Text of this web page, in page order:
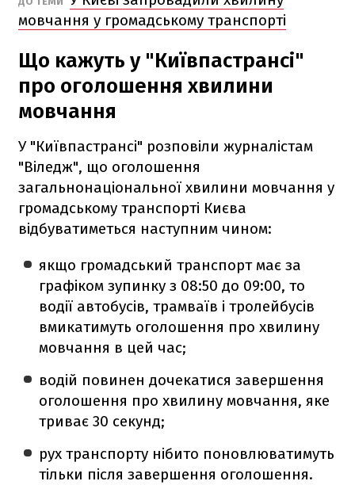
мовчання у громадському транспорті
Що кажуть у "Київпастрансі"
про оголошення хвилини
мовчання
У "Київпастрансі" розповіли журналістам
"Віледж", що оголошення
загальнонаціональної хвилини мовчання у
громадському транспорті Києва
відбуватиметься наступним чином:
якщо громадський транспорт має за
графіком зупинку з 08:50 до 09:00, то
водії автобусів, трамваїв і тролейбусів
вмикатимуть оголошення про хвилину
мовчання в цей час;
водій повинен дочекатися завершення
оголошення про хвилину мовчання, яке
триває 30 секунд;
рух транспорту нібито поновлюватимуть
тільки після завершення оголошення.